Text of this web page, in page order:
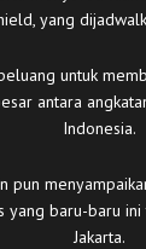
yang
untuk
antara
Indonesia.
pun
yang baru-baru
Jakarta.